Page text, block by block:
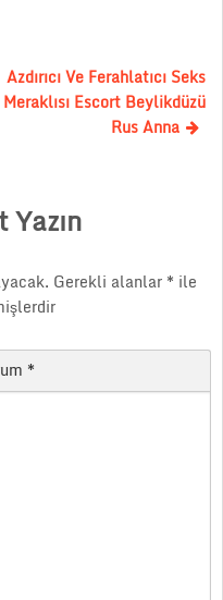
Azdırıcı Ve Ferahlatıcı Seks
Meraklısı Escort Beylikdüzü
Rus Anna
Yazın
Gerekli alanlar * ile
*